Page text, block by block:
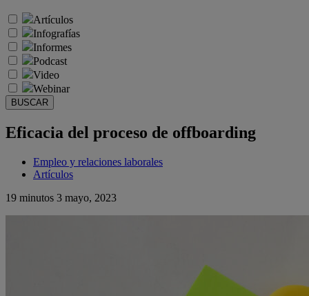
Artículos
Infografías
Informes
Podcast
Video
Webinar
BUSCAR
Eficacia del proceso de offboarding
Empleo y relaciones laborales
Artículos
19 minutos 3 mayo, 2023